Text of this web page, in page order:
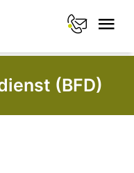
(BFD)